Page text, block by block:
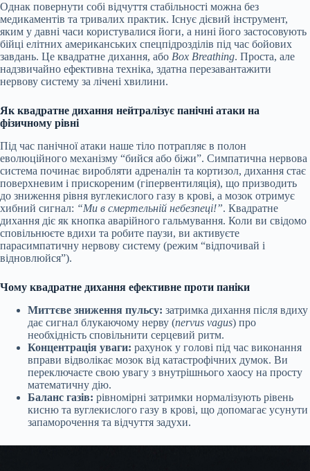
Однак повернути собі відчуття стабільності можна без
медикаментів та тривалих практик. Існує дієвий інструмент,
яким у давні часи користувалися йоги, а нині його застосовують
бійці елітних американських спецпідрозділів під час бойових
завдань. Це квадратне дихання, або Box Breathing. Проста, але
надзвичайно ефективна техніка, здатна перезавантажити
нервову систему за лічені хвилини.
Як квадратне дихання нейтралізує панічні атаки на
фізичному рівні
Під час панічної атаки наше тіло потрапляє в полон
еволюційного механізму “бийся або біжи”. Симпатична нервова
система починає виробляти адреналін та кортизол, дихання стає
поверхневим і прискореним (гіпервентиляція), що призводить
до зниження рівня вуглекислого газу в крові, а мозок отримує
хибний сигнал: “Ми в смертельній небезпеці!”. Квадратне
дихання діє як кнопка аварійного гальмування. Коли ви свідомо
сповільнюєте вдихи та робите паузи, ви активуєте
парасимпатичну нервову систему (режим “відпочивай і
відновлюйся”).
Чому квадратне дихання ефективне проти паніки
Миттєве зниження пульсу: затримка дихання після вдиху
дає сигнал блукаючому нерву (nervus vagus) про
необхідність сповільнити серцевий ритм.
Концентрація уваги: рахунок у голові під час виконання
вправи відволікає мозок від катастрофічних думок. Ви
переключаєте свою увагу з внутрішнього хаосу на просту
математичну дію.
Баланс газів: рівномірні затримки нормалізують рівень
кисню та вуглекислого газу в крові, що допомагає усунути
запаморочення та відчуття задухи.